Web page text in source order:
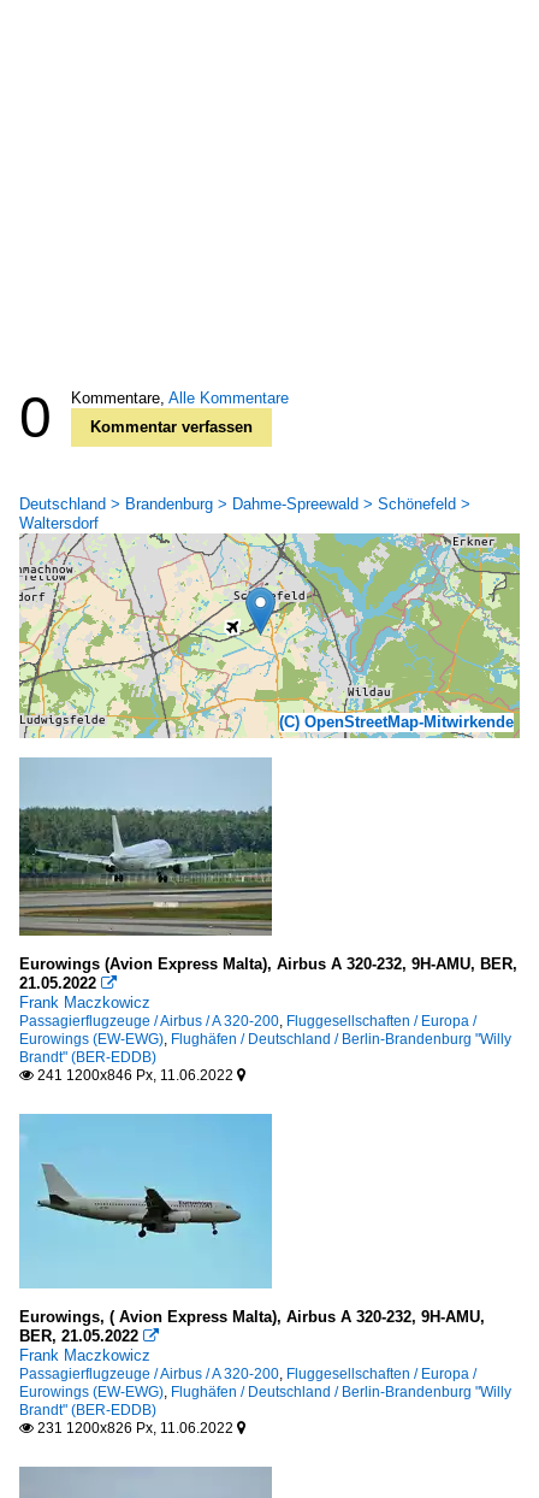
0 Kommentare, Alle Kommentare
Kommentar verfassen
Deutschland > Brandenburg > Dahme-Spreewald > Schönefeld >
Waltersdorf
(C) OpenStreetMap-Mitwirkende
Eurowings (Avion Express Malta), Airbus A 320-232, 9H-AMU, BER,
21.05.2022 
Frank Maczkowicz
Passagierflugzeuge / Airbus / A 320-200, Fluggesellschaften / Europa /
Eurowings (EW-EWG), Flughäfen / Deutschland / Berlin-Brandenburg "Willy
Brandt" (BER-EDDB)
 241 1200x846 Px, 11.06.2022 
Eurowings, ( Avion Express Malta), Airbus A 320-232, 9H-AMU,
BER, 21.05.2022 
Frank Maczkowicz
Passagierflugzeuge / Airbus / A 320-200, Fluggesellschaften / Europa /
Eurowings (EW-EWG), Flughäfen / Deutschland / Berlin-Brandenburg "Willy
Brandt" (BER-EDDB)
 231 1200x826 Px, 11.06.2022 